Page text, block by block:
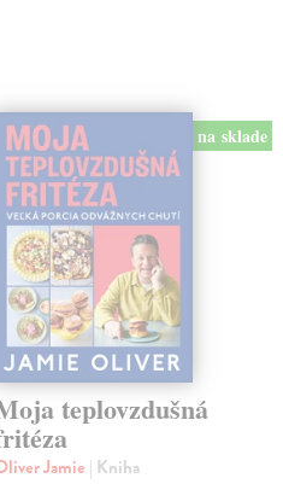
na sklade
teplovzdušná
Jamie | Kniha